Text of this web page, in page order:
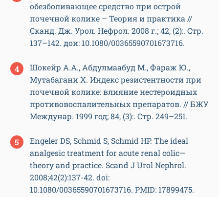
обезболивающее средство при острой
почечной колике – Теория и практика //
Сканд. Дж. Урол. Нефрол. 2008 г.; 42, (2):. Стр.
137–142. дои: 10.1080/00365590701673716.
Шокейр А.А., Абдулмаабуд М., Фараж Ю.,
Мутабагани Х. Индекс резистентности при
почечной колике: влияние нестероидных
противовоспалительных препаратов. // БЖУ
Междунар. 1999 год; 84, (3):. Стр. 249–251.
Engeler DS, Schmid S, Schmid HP. The ideal
analgesic treatment for acute renal colic—
theory and practice. Scand J Urol Nephrol.
2008;42(2):137-42. doi:
10.1080/00365590701673716. PMID: 17899475.